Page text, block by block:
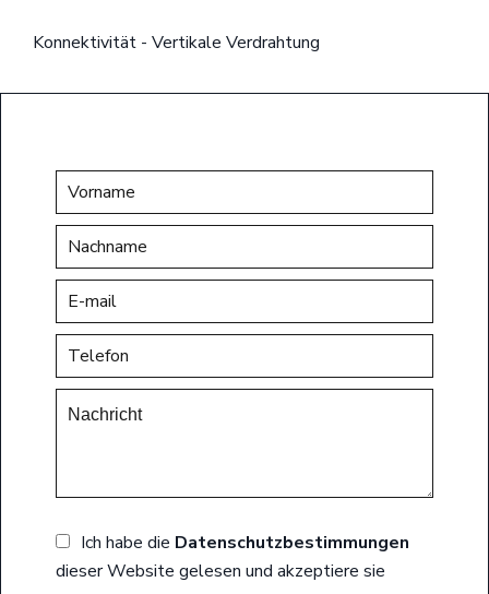
Konnektivität - Vertikale Verdrahtung
Ich habe die Datenschutzbestimmungen
dieser Website gelesen und akzeptiere sie